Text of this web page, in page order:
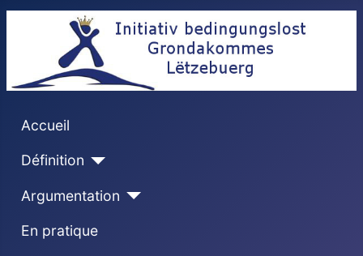
Accueil
Définition
Argumentation
En pratique